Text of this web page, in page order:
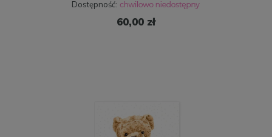
Dostępność:
60,00 zł